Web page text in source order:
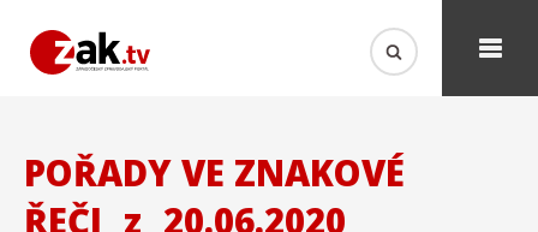
POŘADY VE ZNAKOVÉ
ŘEČI z 20.06.2020